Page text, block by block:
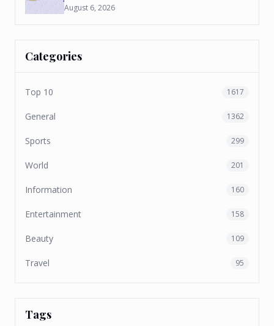
August 6, 2026
Categories
Top 10 1617
General 1362
Sports 299
World 201
Information 160
Entertainment 158
Beauty 109
Travel 95
Tags